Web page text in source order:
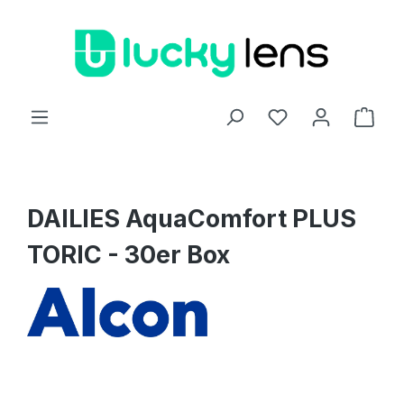
DAILIES AquaComfort PLUS
TORIC - 30er Box